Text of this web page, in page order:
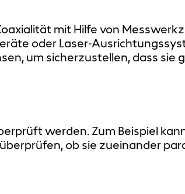
mit Hilfe von
oder Laser-
um sicherzustellen, dass sie
werden. Zum Beispiel
ob sie zueinander